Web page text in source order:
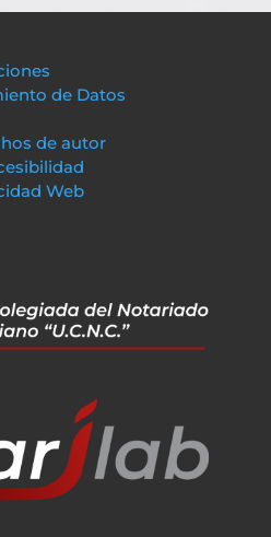
de Datos
de autor
Web